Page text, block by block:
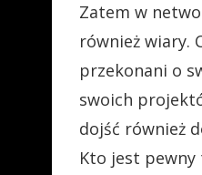
Zatem w
również wiary.
przekonani o
swoich
dojść również
Kto jest pewny